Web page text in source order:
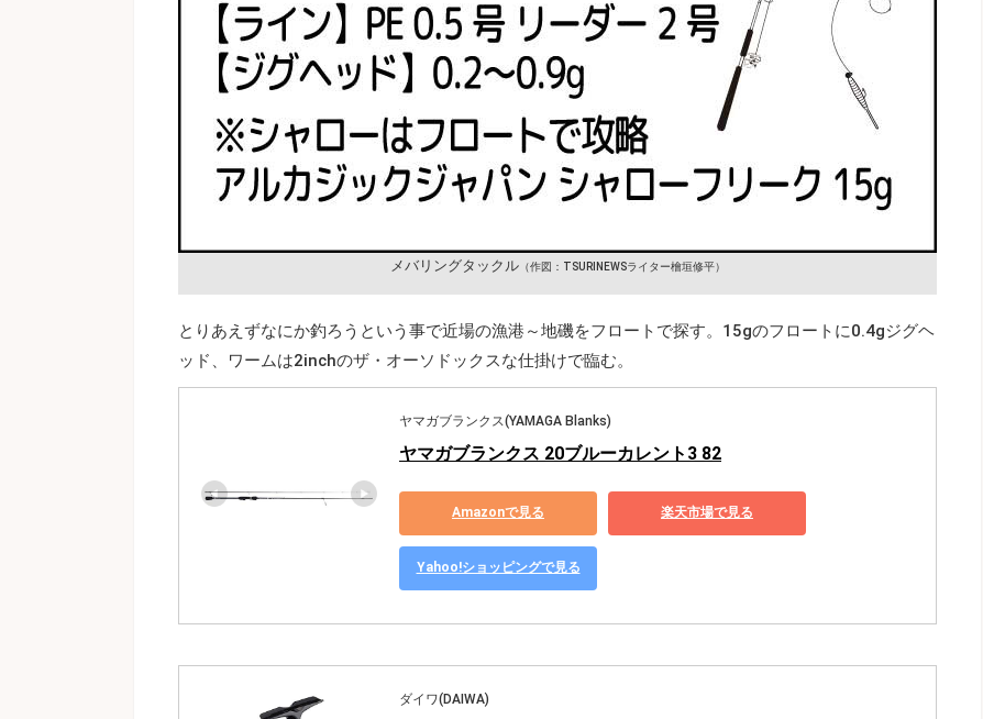
メバリングタックル（作図：TSURINEWSライター檜垣修平）
とりあえずなにか釣ろうという事で近場の漁港～地磯をフロートで探す。15gのフロートに0.4gジグヘ
ッド、ワームは2inchのザ・オーソドックスな仕掛けで臨む。
ヤマガブランクス(YAMAGA Blanks)
ヤマガブランクス 20ブルーカレント3 82
Amazonで見る 楽天市場で見る
Yahoo!ショッピングで見る
ダイワ(DAIWA)